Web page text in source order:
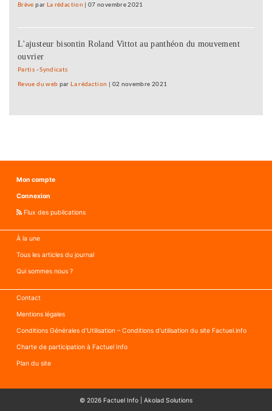
Brève par La rédaction |07 novembre 2021
L'ajusteur bisontin Roland Vittot au panthéon du mouvement
ouvrier
Partis -Syndicats
Revue du web parLa rédaction | 02 novembre 2021
Mon compte
Connexion
Flux des publications
À la une
Tous les articles du journal
Qui sommes nous ?
Contact
Mentions légales
Conditions Générales d’Utilisation – Conditions d’utilisation du site Factuel.info
Charte de participation à Factuel Info
Plan du site
© 2026 Factuel Info Akolad Solutions